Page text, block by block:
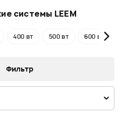
системы LEEM
400 вт 500 вт 600 вт
Фильтр